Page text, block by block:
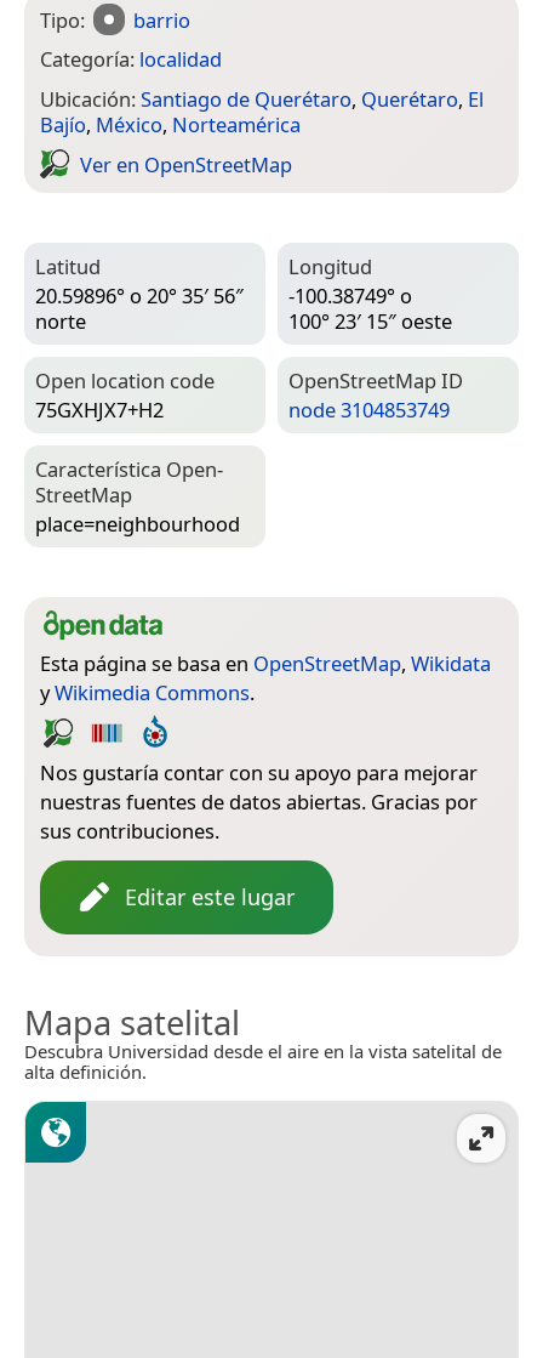
Tipo:
barrio
Categoría: localidad
Ubicación:Santiago de Querétaro, Querétaro, El
Bajío, México, Norteamérica
Ver en Open­Street­Map
Latitud
20.59896° o 20° 35′ 56″
norte
Longitud
-100.38749° o
100° 23′ 15″ oeste
Open location code
75GXHJX7+H2
Open­Street­Map ID
node 3104853749
Característica Open­
Street­Map
place=­neighbourhood
Esta página se basa en OpenStreetMap, Wikidata
yWikimedia Commons.
Nos gustaría contar con su apoyo para mejorar
nuestras fuentes de datos abiertas. Gracias por
sus contribuciones.
Editar este lugar
Mapa satelital
Descubra Universidad desde el aire en la vista satelital de
alta definición.